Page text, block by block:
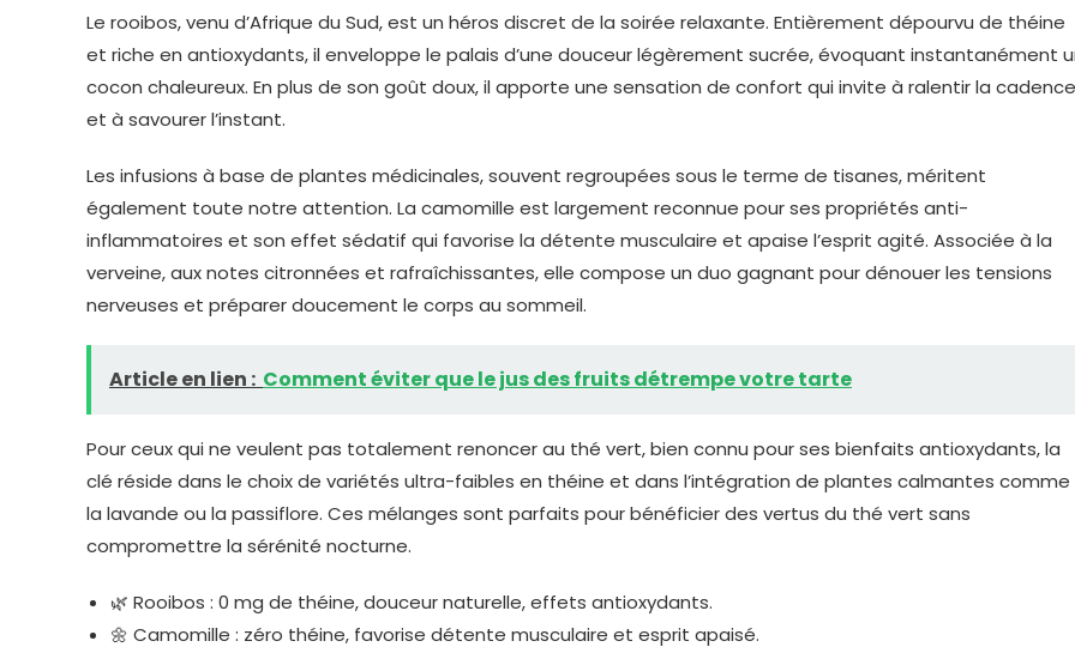
Le rooibos, venu d’Afrique du Sud, est un héros discret de la soirée relaxante. Entièrement dépourvu de théine
et riche en antioxydants, il enveloppe le palais d’une douceur légèrement sucrée, évoquant instantanément
cocon chaleureux. En plus de son goût doux, il apporte une sensation de confort qui invite à ralentir la cadence
et à savourer l’instant.
Les infusions à base de plantes médicinales, souvent regroupées sous le terme de tisanes, méritent
également toute notre attention. La camomille est largement reconnue pour ses propriétés anti-
inflammatoires et son effet sédatif qui favorise la détente musculaire et apaise l’esprit agité. Associée à la
verveine, aux notes citronnées et rafraîchissantes, elle compose un duo gagnant pour dénouer les tensions
nerveuses et préparer doucement le corps au sommeil.
Article en lien : Comment éviter que le jus des fruits détrempe votre tarte
Pour ceux qui ne veulent pas totalement renoncer au thé vert, bien connu pour ses bienfaits antioxydants, la
clé réside dans le choix de variétés ultra-faibles en théine et dans l’intégration de plantes calmantes comme
la lavande ou la passiflore. Ces mélanges sont parfaits pour bénéficier des vertus du thé vert sans
compromettre la sérénité nocturne.
🌿 Rooibos : 0 mg de théine, douceur naturelle, effets antioxydants.
🌼 Camomille : zéro théine, favorise détente musculaire et esprit apaisé.